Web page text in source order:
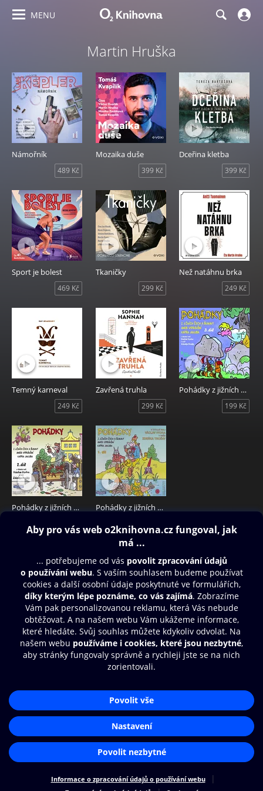
MENU
Martin Hruška
Námořník
489 Kč
Mozaika duše
399 Kč
Dceřina kletba
399 Kč
Sport je bolest
469 Kč
Tkaničky
299 Kč
Než natáhnu brka
249 Kč
Temný karneval
249 Kč
Zavřená truhla
299 Kč
Pohádky z jižních Čech a Šumavy 3 aneb vyprávění kapra Jakuba
199 Kč
Pohádky z jižních Čech a Šumavy 2 aneb vyprávění kapra Jakuba
199 Kč
Pohádky z jižních Čech a Šumavy aneb vyprávění kapra Jakuba
Obsah ke stažení
Moje O2 Knihovna
Další zábava
© O2 Czech Republic a.s.
Přístupnost
Zásady zpracování osobních údajů
Nastavení cookies
Aplikace O2 Knihovna
Čti a poslouchej své e-knihy a
audioknihy rychleji a pohodlněji.